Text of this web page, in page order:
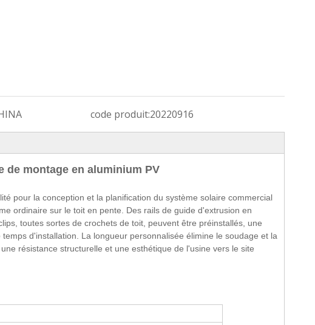
code produit:20220916
de montage en aluminium PV
pour la conception et la planification du système solaire commercial
ordinaire sur le toit en pente. Des rails de guide d'extrusion en
toutes sortes de crochets de toit, peuvent être préinstallés, une
d'installation. La longueur personnalisée élimine le soudage et la
résistance structurelle et une esthétique de l'usine vers le site